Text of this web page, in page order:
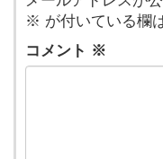
※ が付いている欄
コメント ※